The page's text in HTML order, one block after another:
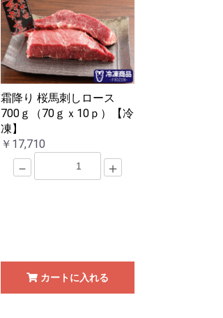
霜降り 桜馬刺しロース
700ｇ（70ｇｘ10ｐ）【冷
凍】
￥17,710
－ ＋
カートに入れる